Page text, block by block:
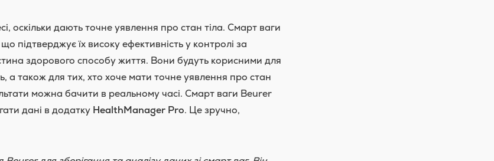
оскільки дають точне уявлення про стан тіла. Смарт ваги
підтверджує їх високу ефективність у контролі за
здорового способу життя. Вони будуть корисними для
також для тих, хто хоче мати точне уявлення про стан
можна бачити в реальному часі. Смарт ваги Beurer
дані в додатку HealthManager Pro. Це зручно,